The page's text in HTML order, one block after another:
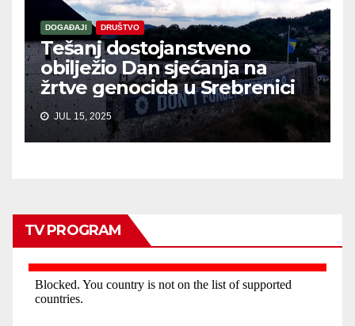
DOGAĐAJI DRUŠTVO
Tešanj dostojanstveno
obilježio Dan sjećanja na
žrtve genocida u Srebrenici
JUL 15, 2025
TV PROGRAM